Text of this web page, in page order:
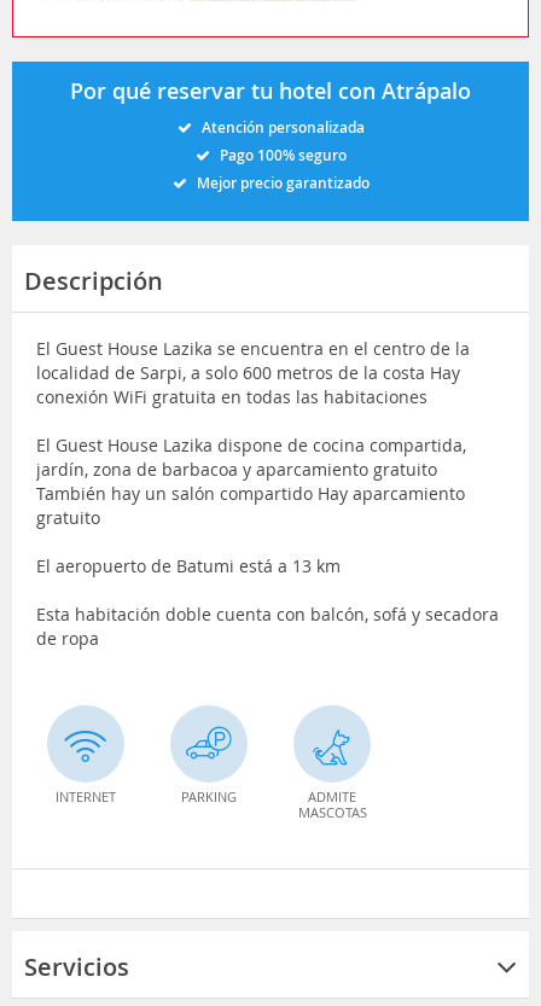
Por qué reservar tu hotel con Atrápalo
Atención personalizada
Pago 100% seguro
Mejor precio garantizado
Descripción
El Guest House Lazika se encuentra en el centro de la
localidad de Sarpi, a solo 600 metros de la costa Hay
conexión WiFi gratuita en todas las habitaciones
El Guest House Lazika dispone de cocina compartida,
jardín, zona de barbacoa y aparcamiento gratuito
También hay un salón compartido Hay aparcamiento
gratuito
El aeropuerto de Batumi está a 13 km
Esta habitación doble cuenta con balcón, sofá y secadora
de ropa
INTERNET PARKING
ADMITE
MASCOTAS
Servicios